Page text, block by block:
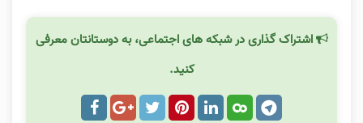
اشتراک گذاری در شبکه های اجتماعی، به دوستانتان معرفی
کنید.